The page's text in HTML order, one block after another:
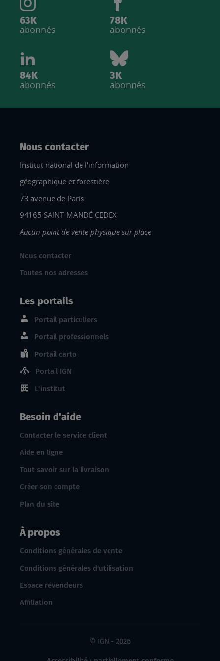
63K
abonnés
78K
abonnés
84K
abonnés
3K
abonnés
Nous contacter
Institut national de l'information
géographique et forestière
73 avenue de Paris
94165 SAINT-MANDÉ CEDEX
Aucun point de vente physique sur place
Nous contacter
Toutes nos adresses
Les portails
Portail particuliers
Portail professionnels
Portail carto
Portail IGN
L'institut
Besoin d'aide
Contacter le service client
Aide en ligne
Tout savoir sur la livraison
Créer son compte
Plan du site
À propos
Conditions générales de vente
Conditions générales d'utilisation
Espace revendeurs
Affiliation
© IGN - 2026